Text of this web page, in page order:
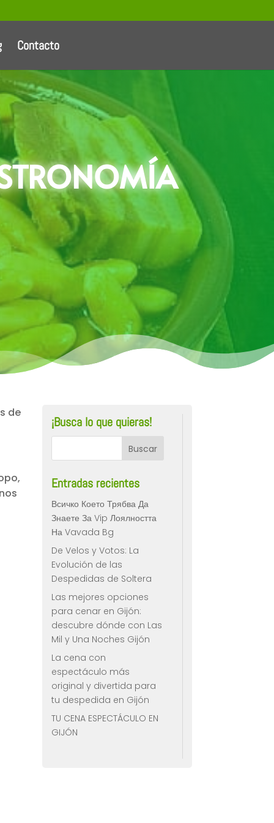
Contacto
de
¡Busca lo que quieras!
Entradas recientes
Всичко Което Трябва Да
Знаете За Vip Лоялността
На Vavada Bg
De Velos y Votos: La
Evolución de las
Despedidas de Soltera
Las mejores opciones
para cenar en Gijón:
descubre dónde con Las
Mil y Una Noches Gijón
La cena con
espectáculo más
original y divertida para
tu despedida en Gijón
TU CENA ESPECTÁCULO EN
GIJÓN